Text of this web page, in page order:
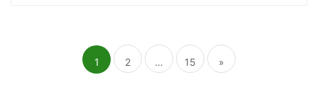
der
Beiträge
1 2 … 15 »